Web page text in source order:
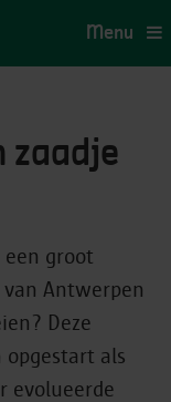
Menu
zaadje
groot
Antwerpen
Deze
opgestart als
evolueerde